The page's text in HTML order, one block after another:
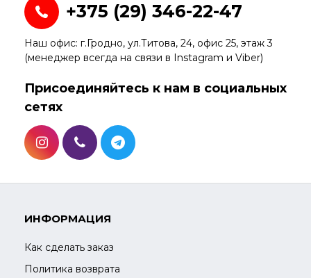
+375 (29) 346-22-47
Наш офис: г.Гродно, ул.Титова, 24, офис 25, этаж 3
(менеджер всегда на связи в Instagram и Viber)
Присоединяйтесь к нам в социальных
сетях
ИНФОРМАЦИЯ
Как сделать заказ
Политика возврата